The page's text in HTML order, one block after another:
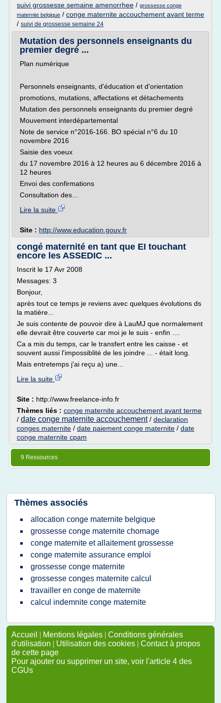
suivi grossesse semaine amenorrhee / grossesse conge
maternite belgique / conge maternite accouchement avant terme
/ suivi de grossesse semaine 24
Mutation des personnels enseignants du
premier degré ...
Plan numérique
Personnels enseignants, d'éducation et d'orientation
promotions, mutations, affectations et détachements
Mutation des personnels enseignants du premier degré
Mouvement interdépartemental
Note de service n°2016-166. BO spécial n°6 du 10
novembre 2016
Saisie des voeux
du 17 novembre 2016 à 12 heures au 6 décembre 2016 à
12 heures
Envoi des confirmations
Consultation des...
Lire la suite
Site : http://www.education.gouv.fr
congé maternité en tant que EI touchant
encore les ASSEDIC ...
Inscrit le 17 Avr 2008
Messages: 3
Bonjour,
après tout ce temps je reviens avec quelques évolutions ds
la matière...
Je suis contente de pouvoir dire à LauMJ que normalement
elle devrait être couverte car moi je le suis - enfin ....
Ca a mis du temps, car le transfert entre les caisse - et
souvent aussi l'impossiblité de les joindre ... - était long.
Mais entretemps j'ai reçu a) une...
Lire la suite
Site : http://www.freelance-info.fr
Thèmes liés : conge maternite accouchement avant terme
/ date conge maternite accouchement/ declaration
conges maternite / date paiement conge maternite / date
conge maternite cpam
9 Ressources
Thèmes associés
allocation conge maternite belgique
grossesse conge maternite chomage
conge maternite et allaitement grossesse
conge maternite assurance emploi
grossesse conge maternite
grossesse conges maternite calcul
travailler en conge de maternite
calcul indemnite conge maternite
Accueil | Mentions légales | Conditions générales
d'utilisation | Utilisation des cookies | Contact à propos
de cette page
Pour ajouter ou supprimer un site, voir l'article 4 des
CGUs